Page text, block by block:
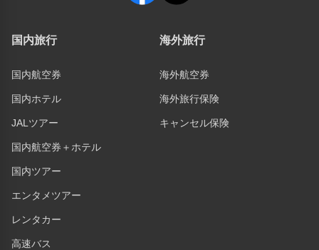
国内旅行
国内航空券
国内ホテル
JALツアー
国内航空券＋ホテル
国内ツアー
エンタメツアー
レンタカー
高速バス
海外旅行
海外航空券
海外旅行保険
キャンセル保険